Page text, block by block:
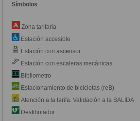
Símbolos
Zona tarifaria
Estación accesible
Estación con ascensor
Estación con escaleras mecánicas
Bibliometro
Estacionamiento de bicicletas (reB)
Atención a la tarifa. Validación a la SALIDA
Desfibrilador